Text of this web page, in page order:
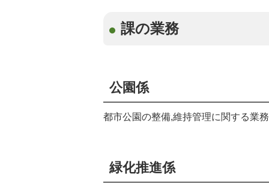
課の業務
公園係
都市公園の整備,維持管理に関する業務
緑化推進係